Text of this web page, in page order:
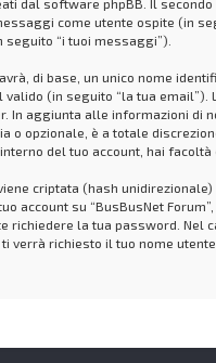
dal software phpBB. Il
come utente ospite (in
seguito “i tuoi messaggi”).
di base, un unico nome
valido (in seguito “la tua email”).
In aggiunta alle informazioni di
o opzionale, è a totale
del tuo account, hai
criptata (hash
account su “BusBusNet
richiedere la tua password. Nel
verrà richiesto il tuo nome